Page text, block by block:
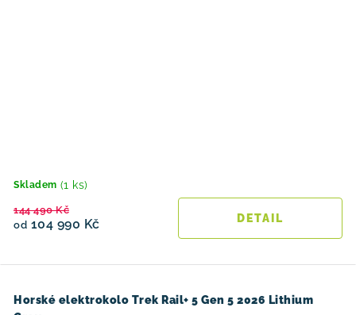
Skladem (1 ks)
od 104 990 Kč
144 490 Kč
Horské elektrokolo Trek Rail+ 5 Gen 5 2026 Lithium